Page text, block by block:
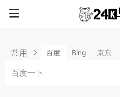
常用 百度 Bing 京东